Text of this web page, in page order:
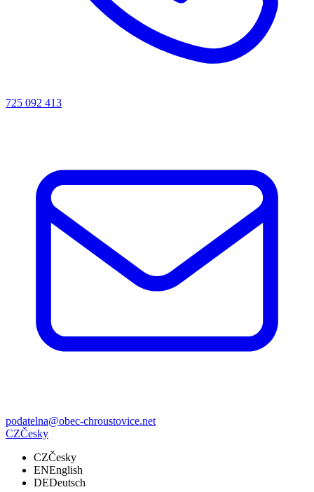
725 092 413
podatelna@obec-chroustovice.net
CZČesky
CZČesky
ENEnglish
DEDeutsch